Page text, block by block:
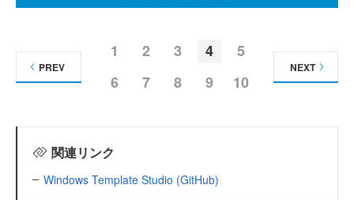
1 2 3 4
5
6
7 8 9 10
PREV NEXT
関連リンク
Windows Template Studio (GitHub)